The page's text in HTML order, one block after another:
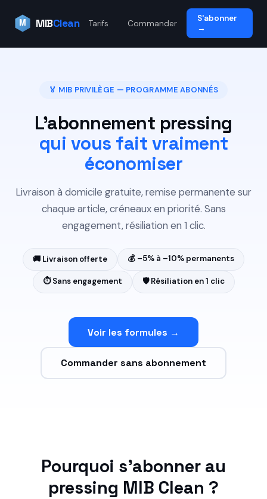
M MIBClean Tarifs Commander
S'abonner
→
🏅 MIB PRIVILÈGE — PROGRAMME ABONNÉS
L'abonnement pressing
qui vous fait vraiment
économiser
Livraison à domicile gratuite, remise permanente sur
chaque article, créneaux en priorité. Sans
engagement, résiliation en 1 clic.
🚚 Livraison offerte 💰 –5% à –10% permanents
⏱️ Sans engagement 🛡️ Résiliation en 1 clic
Voir les formules →
Commander sans abonnement
Pourquoi s'abonner au
pressing MIB Clean ?